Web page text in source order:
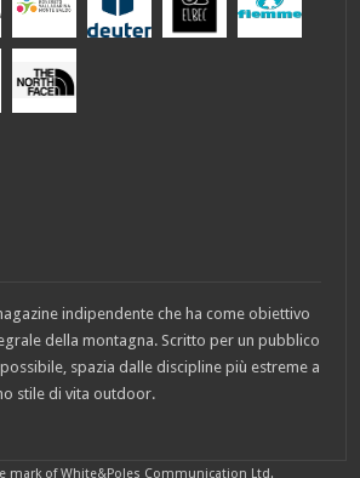
indipendente che ha come obiettivo
della montagna. Scritto per un pubblico
spazia dalle discipline più estreme a
stile di vita outdoor.
mark of White&Poles Communication Ltd.